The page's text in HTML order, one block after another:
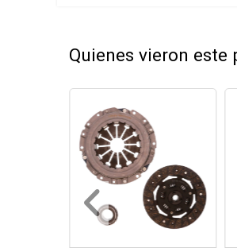
Quienes vieron